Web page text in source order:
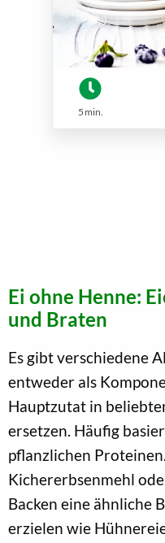
5 min.
Ei ohne Henne:
und Braten
Es gibt verschiedene
entweder als
Hauptzutat in
ersetzen. Häufig
pflanzlichen
Kichererbsenmehl
Backen eine ähnliche
erzielen wie